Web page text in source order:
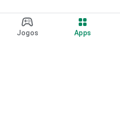
Jogos Apps